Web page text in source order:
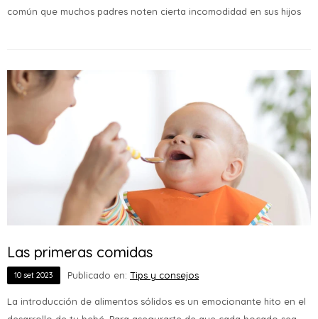
común que muchos padres noten cierta incomodidad en sus hijos
Las primeras comidas
10 set 2023 Publicado en: Tips y consejos
La introducción de alimentos sólidos es un emocionante hito en el